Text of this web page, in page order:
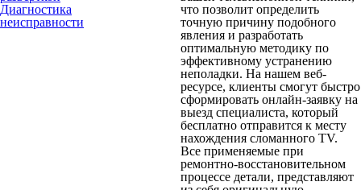
Диагностика
неисправности
что позволит определить
точную причину подобного
явления и разработать
оптимальную методику по
эффективному устранению
неполадки. На нашем веб-
ресурсе, клиенты смогут быстро
сформировать онлайн-заявку на
выезд специалиста, который
бесплатно отправится к месту
нахождения сломанного TV.
Все применяемые при
ремонтно-восстановительном
процессе детали, представляют